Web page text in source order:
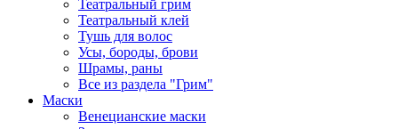
Театральный грим
Театральный клей
Тушь для волос
Усы, бороды, брови
Шрамы, раны
Все из раздела "Грим"
Маски
Венецианские маски